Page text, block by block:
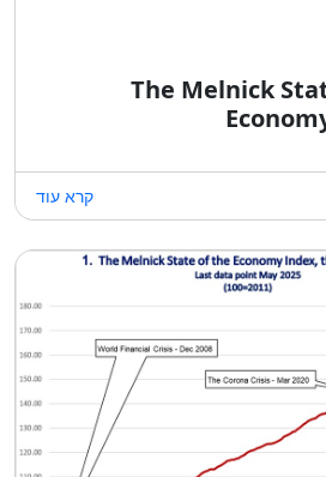
The Melnick
קרא עוד